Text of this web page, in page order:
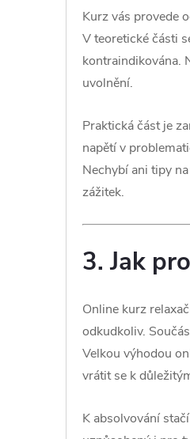
Kurz vás provede
V teoretické části
kontraindikována.
uvolnění.
Praktická část je
napětí v
Nechybí ani tipy
zážitek.
3. Jak
Online kurz
odkudkoliv.
Velkou výhodou
vrátit se k
K absolvování